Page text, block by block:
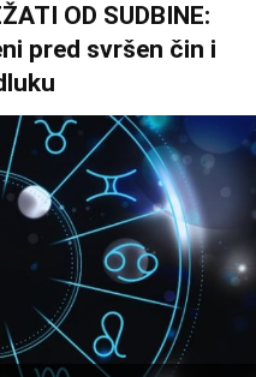
OD SUDBINE:
pred svršen čin i